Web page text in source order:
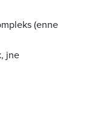
(enne
jne